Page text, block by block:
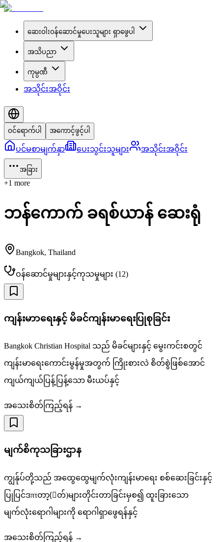
ဆေးဝါးဝန်ဆောင်မှုပေးသူများ ရှာဖွေပါ
အသိပညာ
ကုမ္ပဏီ
အသိုင်းအဝိုင်း
ဝင်ရောက်ပါ အကောင့်ဖွင့်ပါ
ပင်မစာမျက်နှာ ပေးသွင်းသူများ အသိုင်းအဝိုင်း
အခြား
+1 more
ဘန်ကောက် ခရစ်ယာန် ဆေးရုံ
Bangkok, Thailand
ဝန်ဆောင်မှုများနှင့်ကုသမှုများ (12)
ကျန်းမာာရေးနှင့် မိခင်ကျန်းမာရေးပြုစုခြင်း
Bangkok Christian Hospital သည် မိခင်များနှင့် မွေးကင်းစတွင်
ကျန်းမာရေးကောင်းမွန်မှုအတွက် ကြိုးစားလဲ စိတ်စွဲဖြစ်အောင်
ကျယ်ကျယ်ပြန့်ပြန့်သော မီးယပ်နှင့်
အသေးစိတ်ကြည့်ရန် →
မျက်စိကုသခြားဌာန
ကျွန်ုပ်တို့သည် အထွေထွေမျက်လုံးကျန်းမာရေး စစ်ဆေးခြင်းနှင့်
ပြုပြင်ဒπτတာ့(ာတ်)များတိုင်းတာခြင်းမှစ၍ ထူးခြားသော
မျက်လုံးရောဂါများကို ရောဂါရှာဖွေရန်နှင့်
အသေးစိတ်ကြည့်ရန် →